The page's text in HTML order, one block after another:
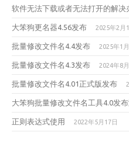
软件无法下载或者无法打开的解决
大笨狗更名器4.56发布 2025年2月
批量修改文件名4.4发布 2025年1
批量修改文件名4.3发布 2024年8
批量修改文件名4.01正式版发布
大笨狗批量修改文件名工具4.0发
正则表达式使用 2022年5月17日